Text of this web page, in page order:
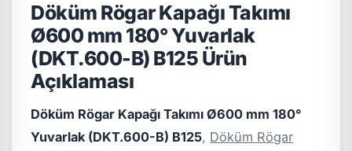
Döküm Rögar Kapağı Takımı
Ø600 mm 180° Yuvarlak
(DKT.600-B) B125 Ürün
Açıklaması
Döküm Rögar Kapağı Takımı Ø600 mm 180°
Yuvarlak (DKT.600-B) B125, Döküm Rögar